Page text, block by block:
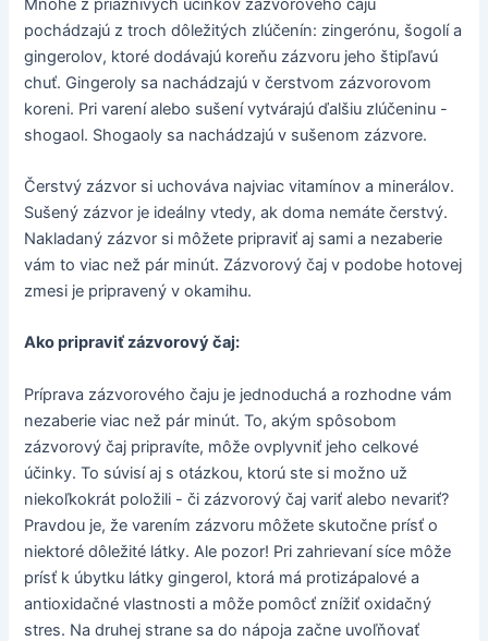
Mnohé z priaznivých účinkov zázvorového čaju
pochádzajú z troch dôležitých zlúčenín: zingerónu, šogolí a
gingerolov, ktoré dodávajú koreňu zázvoru jeho štipľavú
chuť. Gingeroly sa nachádzajú v čerstvom zázvorovom
koreni. Pri varení alebo sušení vytvárajú ďalšiu zlúčeninu -
shogaol. Shogaoly sa nachádzajú v sušenom zázvore.
Čerstvý zázvor si uchováva najviac vitamínov a minerálov.
Sušený zázvor je ideálny vtedy, ak doma nemáte čerstvý.
Nakladaný zázvor si môžete pripraviť aj sami a nezaberie
vám to viac než pár minút. Zázvorový čaj v podobe hotovej
zmesi je pripravený v okamihu.
Ako pripraviť zázvorový čaj:
Príprava zázvorového čaju je jednoduchá a rozhodne vám
nezaberie viac než pár minút. To, akým spôsobom
zázvorový čaj pripravíte, môže ovplyvniť jeho celkové
účinky. To súvisí aj s otázkou, ktorú ste si možno už
niekoľkokrát položili - či zázvorový čaj variť alebo nevariť?
Pravdou je, že varením zázvoru môžete skutočne prísť o
niektoré dôležité látky. Ale pozor! Pri zahrievaní síce môže
prísť k úbytku látky gingerol, ktorá má protizápalové a
antioxidačné vlastnosti a môže pomôcť znížiť oxidačný
stres. Na druhej strane sa do nápoja začne uvoľňovať